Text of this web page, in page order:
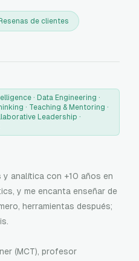
Resenas de clientes
· Data Engineering ·
· Teaching & Mentoring ·
Leadership ·
analítica con +10 años en
y me encanta enseñar de
herramientas después;
(MCT), profesor